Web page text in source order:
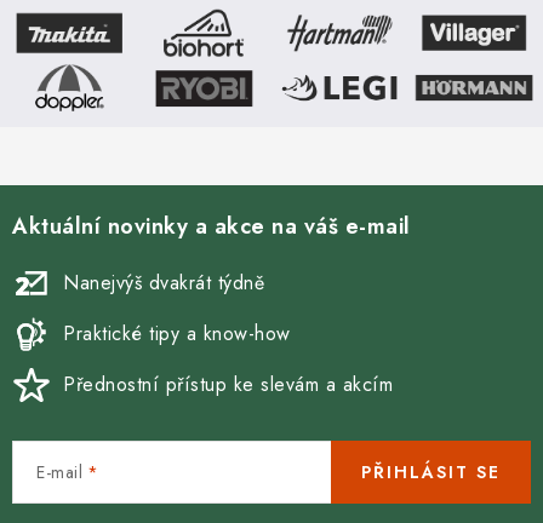
Aktuální novinky a akce na váš e-mail
Nanejvýš dvakrát týdně
Praktické tipy a know-how
Přednostní přístup ke slevám a akcím
E-mail PŘIHLÁSIT SE